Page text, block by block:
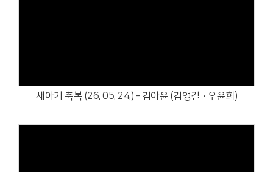
새아기 축복 (26. 05. 24.) - 김아윤 (김영길·우윤희)